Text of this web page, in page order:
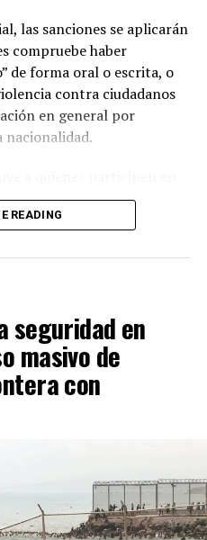
las sanciones se aplicarán
compruebe haber
de forma oral o escrita, o
contra ciudadanos
en general por
nacionalidad.
patrios argentinos o
contempladas
tradición migratoria y su
derechos civiles,
como salud, educación y
legales.
de que el presidente
de una supuesta
para el cual no
Estados Unidos.
READING
seguridad en
masivo de
con